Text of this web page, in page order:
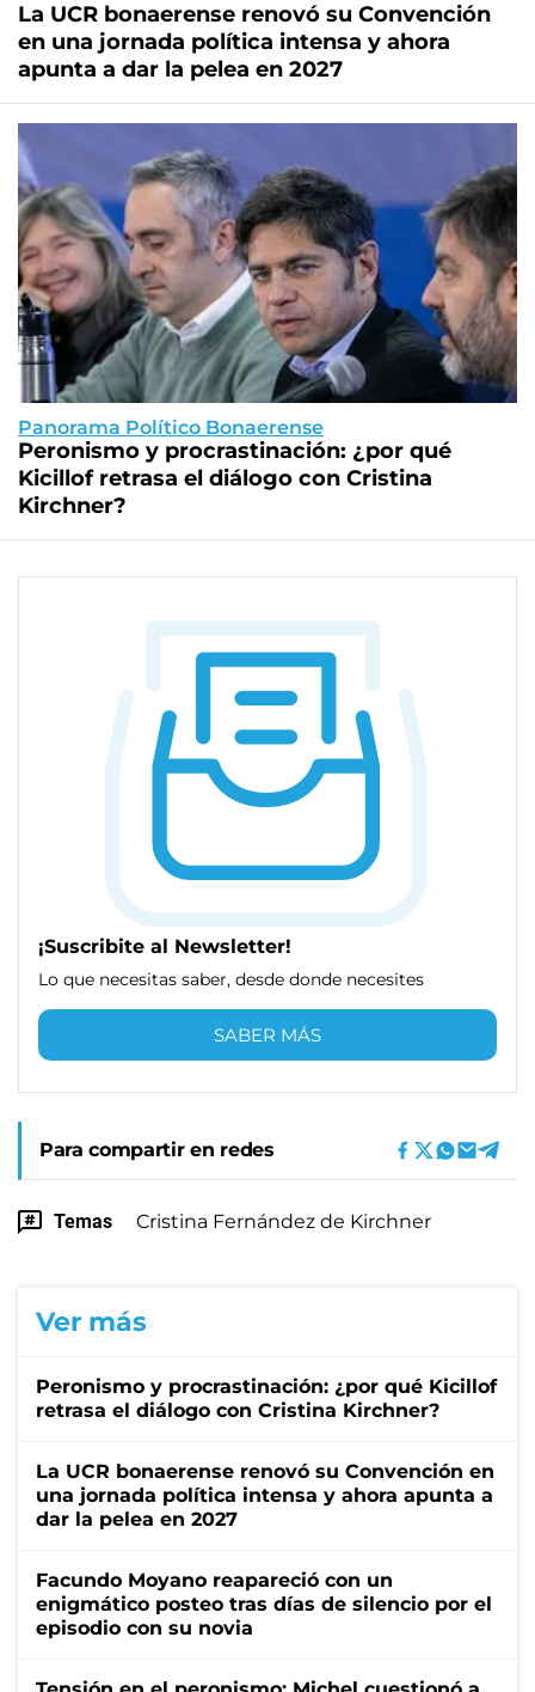
La UCR bonaerense renovó su Convención
en una jornada política intensa y ahora
apunta a dar la pelea en 2027
Panorama Político Bonaerense
Peronismo y procrastinación: ¿por qué
Kicillof retrasa el diálogo con Cristina
Kirchner?
¡Suscribite al Newsletter!
Lo que necesitas saber, desde donde necesites
SABER MÁS
Para compartir en redes
Temas Cristina Fernández de Kirchner
Ver más
Peronismo y procrastinación: ¿por qué Kicillof
retrasa el diálogo con Cristina Kirchner?
La UCR bonaerense renovó su Convención en
una jornada política intensa y ahora apunta a
dar la pelea en 2027
Facundo Moyano reapareció con un
enigmático posteo tras días de silencio por el
episodio con su novia